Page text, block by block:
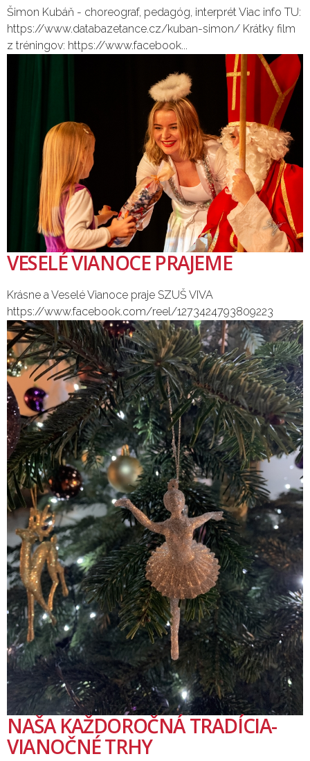
Šimon Kubáň - choreograf, pedagóg, interprét Viac info TU:
https://www.databazetance.cz/kuban-simon/ Krátky film
z tréningov: https://www.facebook...
VESELÉ VIANOCE PRAJEME
Krásne a Veselé Vianoce praje SZUŠ VIVA
https://www.facebook.com/reel/1273424793809223
NAŠA KAŽDOROČNÁ TRADÍCIA-
VIANOČNÉ TRHY